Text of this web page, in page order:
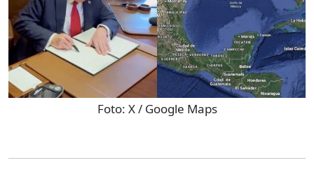
Foto: X / Google Maps